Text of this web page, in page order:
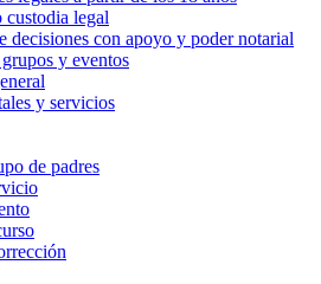
custodia legal
decisiones con apoyo y poder notarial
y eventos
y servicios
de padres